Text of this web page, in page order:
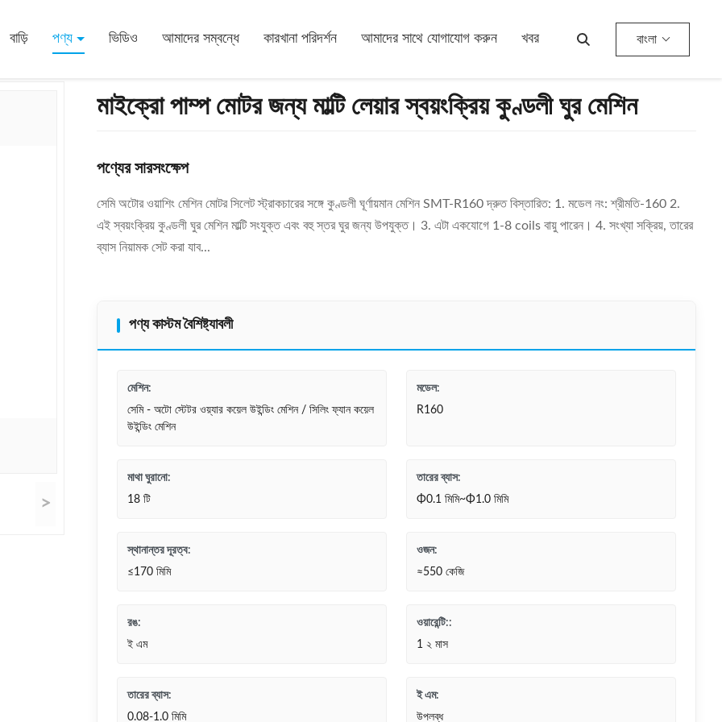
বাড়ি পণ্য ভিডিও আমাদের সম্বন্ধে কারখানা পরিদর্শন আমাদের সাথে যোগাযোগ করুন খবর বাংলা
>
মাইক্রো পাম্প মোটর জন্য মাল্টি লেয়ার স্বয়ংক্রিয় কুণ্ডলী ঘুর মেশিন
পণ্যের সারসংক্ষেপ
সেমি অটোর ওয়াশিং মেশিন মোটর সিলেট স্ট্রাকচারের সঙ্গে কুণ্ডলী ঘূর্ণায়মান মেশিন SMT-R160 দ্রুত বিস্তারিত: 1. মডেল নং: শ্রীমতি-160 2.
এই স্বয়ংক্রিয় কুণ্ডলী ঘুর মেশিন মাল্টি সংযুক্ত এবং বহু স্তর ঘুর জন্য উপযুক্ত। 3. এটা একযোগে 1-8 coils বায়ু পারেন। 4. সংখ্যা সক্রিয়, তারের
ব্যাস নিয়ামক সেট করা যাব...
পণ্য কাস্টম বৈশিষ্ট্যাবলী
মেশিন:
সেমি - অটো স্টেটর ওয়্যার কয়েল উইন্ডিং মেশিন / সিলিং ফ্যান কয়েল
উইন্ডিং মেশিন
মডেল:
R160
মাথা ঘুরানো:
18 টি
তারের ব্যাস:
Φ0.1 মিমি~Φ1.0 মিমি
স্থানান্তর দূরত্ব:
≤170 মিমি
ওজন:
≈550 কেজি
রঙ:
ই এম
ওয়ারেন্টি::
1 ২ মাস
তারের ব্যাস:
0.08-1.0 মিমি
ই এম:
উপলব্ধ